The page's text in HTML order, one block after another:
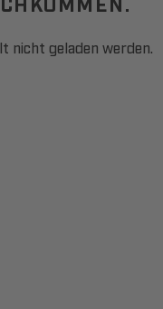
nicht geladen werden.